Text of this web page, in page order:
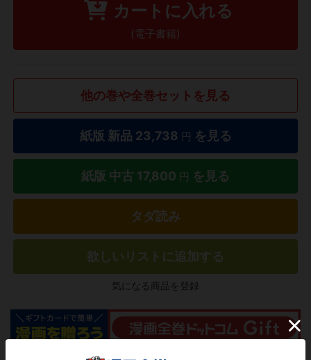
カートに入れる
(電子書籍)
他の巻や全巻セットを見る
紙版 新品 23,738 円 を見る
紙版 中古 17,800 円 を見る
タダ読み
欲しいリストに追加する
気になる商品を登録